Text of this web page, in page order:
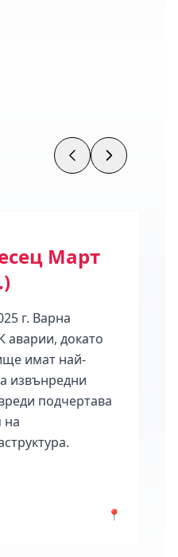
Март
г. Варна
аварии, докато
имат най-
извънредни
подчертава
на
📍